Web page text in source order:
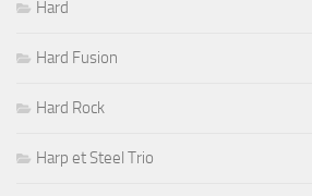
Hard
Hard Fusion
Hard Rock
Harp et Steel Trio